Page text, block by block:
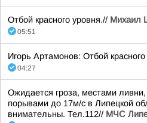
Отбой красного уровня.// Михаил
05:51
Игорь Артамонов: Отбой
04:27
Ожидается гроза, местами
порывами до 17м/с в Липецкой
внимательны. Тел.112// МЧС